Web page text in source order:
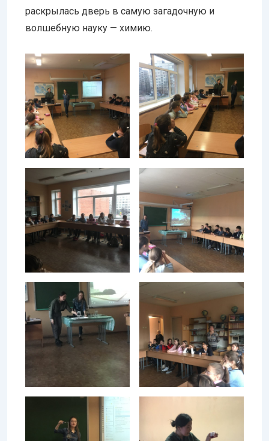
раскрылась дверь в самую загадочную и
волшебную науку — химию.